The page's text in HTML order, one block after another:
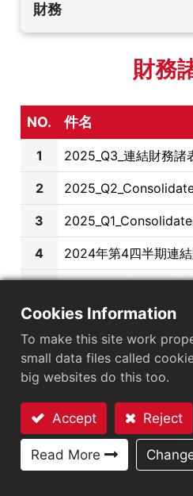
財務
月次連結収益
Loan
財務
NO. 件名
1 2025_Q3_連結財務諸
2
3
4 2024年第4四半期連
6 2024年第2四半期連結
2024_Q1_連結財務諸表
8 2023年第4四半期連
9 2023年第3四半期連結
10
Cookies Information
To make this site work
small data files called
big websites do this too.
Accept Reject
Read More